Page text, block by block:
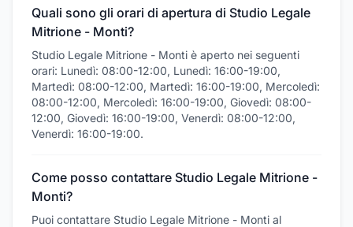
Quali sono gli orari di apertura di Studio Legale
Mitrione - Monti?
Studio Legale Mitrione - Monti è aperto nei seguenti
orari: Lunedì: 08:00-12:00, Lunedì: 16:00-19:00,
Martedì: 08:00-12:00, Martedì: 16:00-19:00, Mercoledì:
08:00-12:00, Mercoledì: 16:00-19:00, Giovedì: 08:00-
12:00, Giovedì: 16:00-19:00, Venerdì: 08:00-12:00,
Venerdì: 16:00-19:00.
Come posso contattare Studio Legale Mitrione -
Monti?
Puoi contattare Studio Legale Mitrione - Monti al